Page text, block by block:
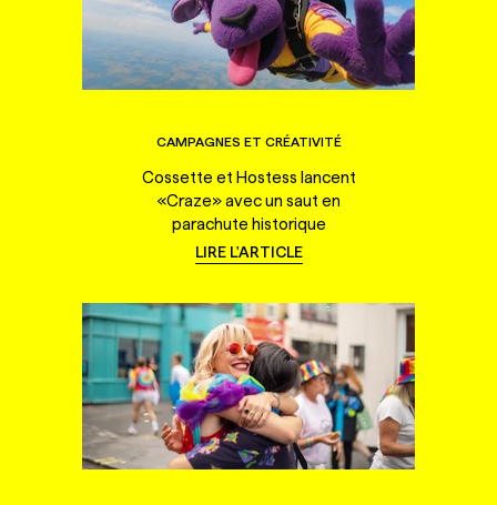
CAMPAGNES ET CRÉATIVITÉ
Cossette et Hostess lancent
«Craze» avec un saut en
parachute historique
LIRE L'ARTICLE